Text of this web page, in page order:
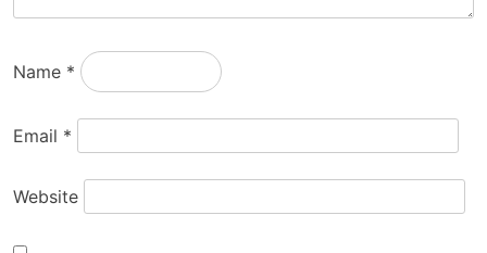
Name *
Email *
Website